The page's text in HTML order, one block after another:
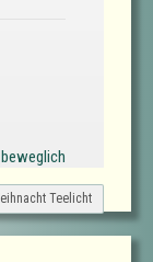
Teelicht